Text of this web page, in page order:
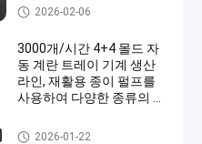
계란 트레이 생산 라인
2026-02-06
3000개/시간 4+4 몰드 자
동 계란 트레이 기계 생산
라인, 재활용 종이 펄프를
사용하여 다양한 종류의 계
PLC 제어
계란 트레이 생산 라인
2026-01-22